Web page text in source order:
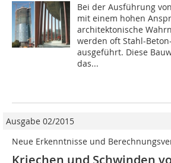
Bei der Ausführung
mit einem hohen
architektonische
werden oft Stahl-
ausgeführt. Diese
das...
Ausgabe 02/2015
Neue Erkenntnisse und
Kriechen und Schwinden